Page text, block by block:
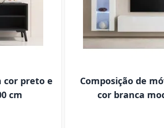
cor preto e
cm
Composição de
cor branca